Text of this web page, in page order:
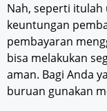
Nah, seperti itulah
keuntungan
pembayaran
bisa melakukan
aman. Bagi Anda
buruan gunakan